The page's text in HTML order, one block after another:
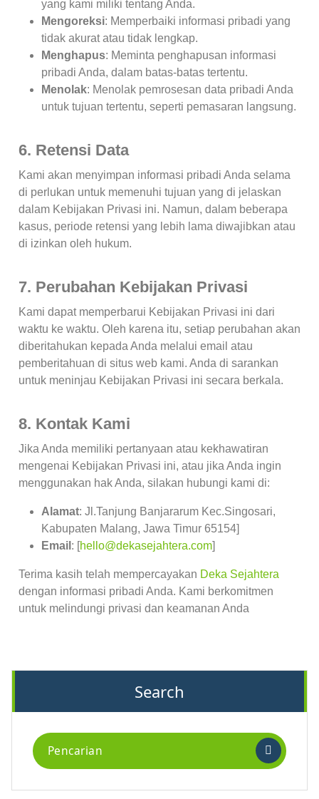
yang kami miliki tentang Anda.
Mengoreksi: Memperbaiki informasi pribadi yang
tidak akurat atau tidak lengkap.
Menghapus: Meminta penghapusan informasi
pribadi Anda, dalam batas-batas tertentu.
Menolak: Menolak pemrosesan data pribadi Anda
untuk tujuan tertentu, seperti pemasaran langsung.
6. Retensi Data
Kami akan menyimpan informasi pribadi Anda selama
di perlukan untuk memenuhi tujuan yang di jelaskan
dalam Kebijakan Privasi ini. Namun, dalam beberapa
kasus, periode retensi yang lebih lama diwajibkan atau
di izinkan oleh hukum.
7. Perubahan Kebijakan Privasi
Kami dapat memperbarui Kebijakan Privasi ini dari
waktu ke waktu. Oleh karena itu, setiap perubahan akan
diberitahukan kepada Anda melalui email atau
pemberitahuan di situs web kami. Anda di sarankan
untuk meninjau Kebijakan Privasi ini secara berkala.
8. Kontak Kami
Jika Anda memiliki pertanyaan atau kekhawatiran
mengenai Kebijakan Privasi ini, atau jika Anda ingin
menggunakan hak Anda, silakan hubungi kami di:
Alamat: Jl.Tanjung Banjararum Kec.Singosari,
Kabupaten Malang, Jawa Timur 65154]
Email : [hello@dekasejahtera.com]
Terima kasih telah mempercayakan Deka Sejahtera
dengan informasi pribadi Anda. Kami berkomitmen
untuk melindungi privasi dan keamanan Anda
Search